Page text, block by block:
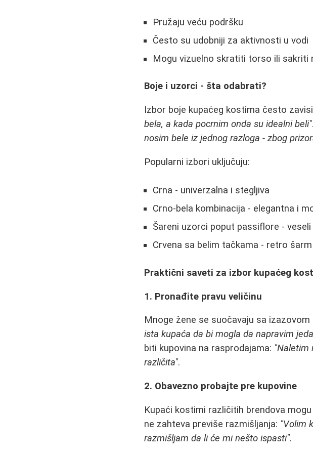
Pružaju veću podršku
Često su udobniji za aktivnosti u vodi
Mogu vizuelno skratiti torso ili sakriti
Boje i uzorci - šta odabrati?
Izbor boje kupaćeg kostima često
bela, a kada pocrnim onda su idealni beli"
nosim bele iz jednog razloga - zbog
Popularni izbori uključuju:
Crna - univerzalna i stegljiva
Crno-bela kombinacija - elegantna i
Šareni uzorci poput passiflore - veseli
Crvena sa belim tačkama - retro šarm
Praktični saveti za izbor kupaćeg
1. Pronađite pravu veličinu
Mnoge žene se suočavaju sa
ista kupaća da bi mogla da napravim
biti kupovina na rasprodajama: "Naletim
različita".
2. Obavezno probajte pre kupovine
Kupaći kostimi različitih brendova
ne zahteva previše razmišljanja: "Volim
razmišljam da li će mi nešto ispasti".